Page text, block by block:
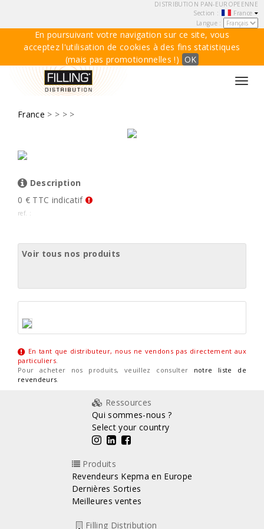
DISTRIBUTION PAN-EUROPEENNE
Section :
France
Langue :
En poursuivant votre navigation sur ce site, vous
acceptez l'utilisation de cookies à des fins statistiques
(mais pas promotionnelles !) OK
France > > > >
Description
0 € TTC indicatif
ref. :
Voir tous nos produits
En tant que distributeur, nous ne vendons pas directement aux
particuliers.
Pour acheter nos produits, veuillez consulter notre liste de
revendeurs.
Ressources
Qui sommes-nous ?
Select your country
Produits
Revendeurs Kepma en Europe
Dernières Sorties
Meilleures ventes
Filling Distribution